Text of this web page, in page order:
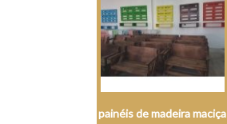
painéis de madeira maciça